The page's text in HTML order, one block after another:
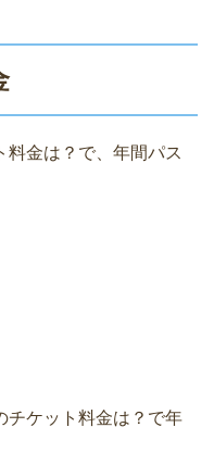
料金は？で、年間パス
チケット料金は？で年